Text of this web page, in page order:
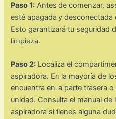
Paso 1: Antes de comenzar,
esté apagada y desconectada
Esto garantizará tu seguridad
limpieza.
Paso 2: Localiza el
aspiradora. En la mayoría de
encuentra en la parte trasera
unidad. Consulta el manual
aspiradora si tienes alguna